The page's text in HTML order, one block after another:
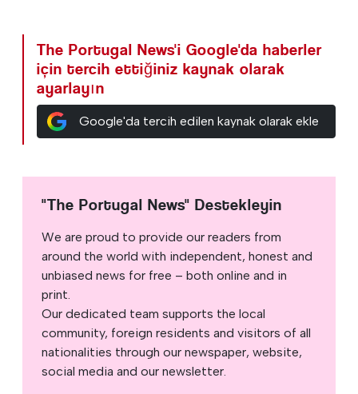
The Portugal News'i Google'da haberler
için tercih ettiğiniz kaynak olarak
ayarlayın
Google'da tercih edilen kaynak olarak ekle
"The Portugal News" Destekleyin
We are proud to provide our readers from
around the world with independent, honest and
unbiased news for free – both online and in
print.
Our dedicated team supports the local
community, foreign residents and visitors of all
nationalities through our newspaper, website,
social media and our newsletter.